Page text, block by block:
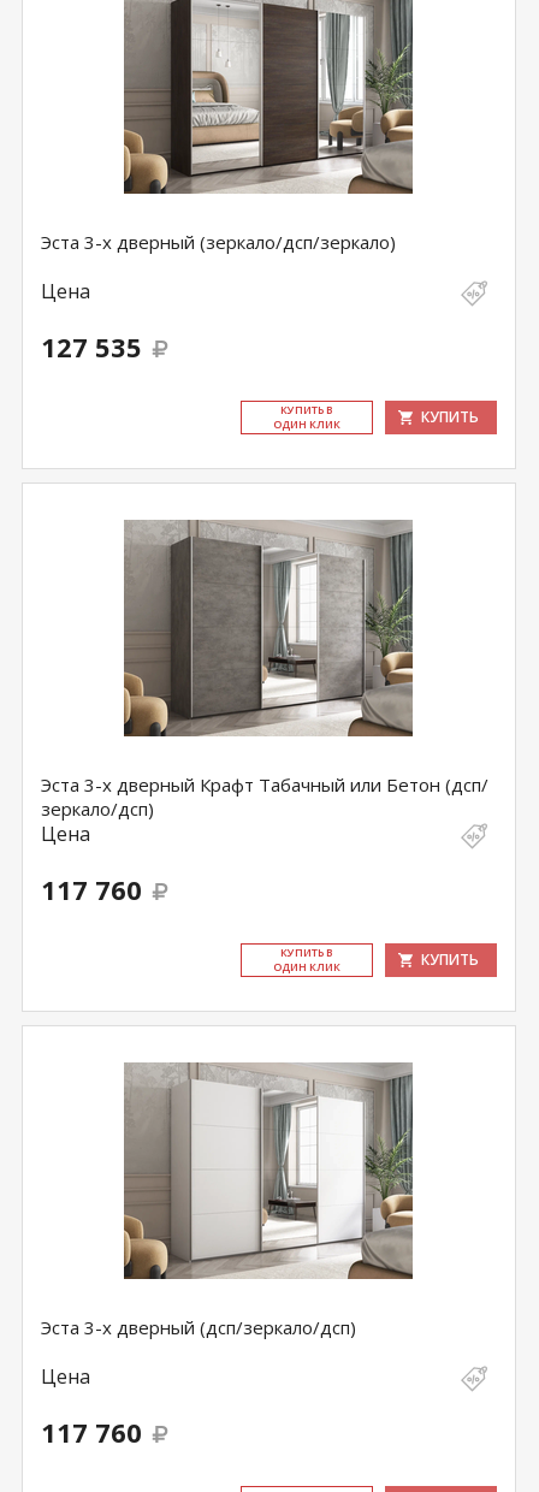
Эста 3-х дверный (зеркало/дсп/зеркало)
Цена
127 535
КУ­ПИТЬ В
ОДИН КЛИК
КУПИТЬ
Эста 3-х дверный Крафт Табачный или Бетон (дсп/
зеркало/дсп)
Цена
117 760
КУ­ПИТЬ В
ОДИН КЛИК
КУПИТЬ
Эста 3-х дверный (дсп/зеркало/дсп)
Цена
117 760